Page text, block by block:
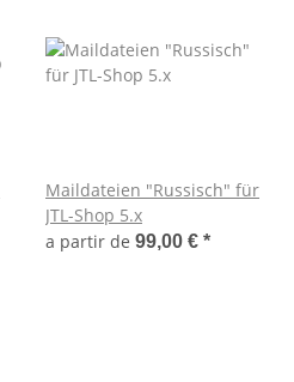
Maildateien "Russisch" für
JTL-Shop 5.x
a partir de 99,00 € *